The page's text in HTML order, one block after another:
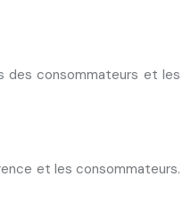
des consommateurs et les
et les consommateurs.